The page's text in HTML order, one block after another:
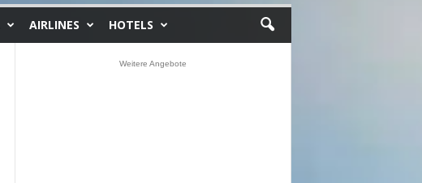
AIRLINES HOTELS
Weitere Angebote